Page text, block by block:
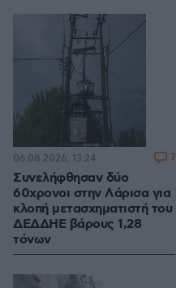
Συνελήφθησαν δύο
60χρονοι στην Λάρισα για
κλοπή μετασχηματιστή του
ΔΕΔΔΗΕ βάρους 1,28
τόνων
06.08.2026, 13:24 7